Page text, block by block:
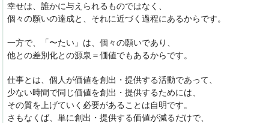
幸せは、誰かに与えられるものではなく、
個々の願いの達成と、それに近づく過程にあるからです。
一方で、「〜たい」は、個々の願いであり、
他との差別化との源泉＝価値でもあるからです。
仕事とは、個人が価値を創出・提供する活動であって、
少ない時間で同じ価値を創出・提供するためには、
その質を上げていく必要があることは自明です。
さもなくば、単に創出・提供する価値が減るだけで、